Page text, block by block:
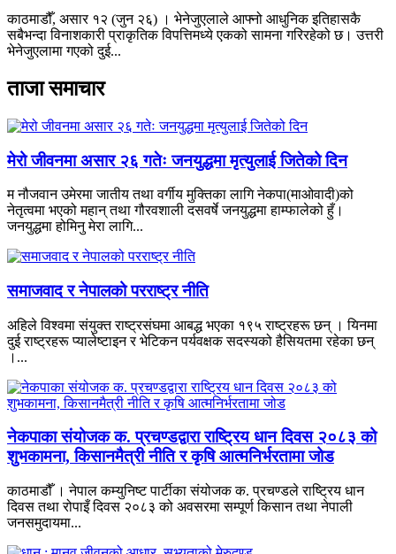
काठमाडौँ, असार १२ (जुन २६) । भेनेजुएलाले आफ्नो आधुनिक इतिहासकै
सबैभन्दा विनाशकारी प्राकृतिक विपत्तिमध्ये एकको सामना गरिरहेको छ। उत्तरी
भेनेजुएलामा गएको दुई...
ताजा समाचार
मेरो जीवनमा असार २६ गतेः जनयुद्धमा मृत्युलाई जितेको दिन
म नौजवान उमेरमा जातीय तथा वर्गीय मुक्तिका लागि नेकपा(माओवादी)को
नेतृत्वमा भएको महान् तथा गौरवशाली दसवर्षे जनयुद्धमा हाम्फालेको हुँ।
जनयुद्धमा होमिनु मेरा लागि...
समाजवाद र नेपालको परराष्ट्र नीति
अहिले विश्वमा संयुक्त राष्ट्रसंघमा आबद्ध भएका १९५ राष्ट्रहरू छन् । यिनमा
दुई राष्ट्रहरू प्यालेष्टाइन र भेटिकन पर्यवक्षक सदस्यको हैसियतमा रहेका छन्
।...
नेकपाका संयोजक क. प्रचण्डद्वारा राष्ट्रिय धान दिवस २०८३ को
शुभकामना, किसानमैत्री नीति र कृषि आत्मनिर्भरतामा जोड
काठमाडौँ । नेपाल कम्युनिष्ट पार्टीका संयोजक क. प्रचण्डले राष्ट्रिय धान
दिवस तथा रोपाइँ दिवस २०८३ को अवसरमा सम्पूर्ण किसान तथा नेपाली
जनसमुदायमा...